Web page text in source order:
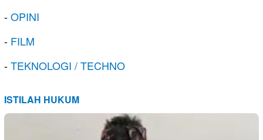
-OPINI
- FILM
-TEKNOLOGI / TECHNO
ISTILAH HUKUM